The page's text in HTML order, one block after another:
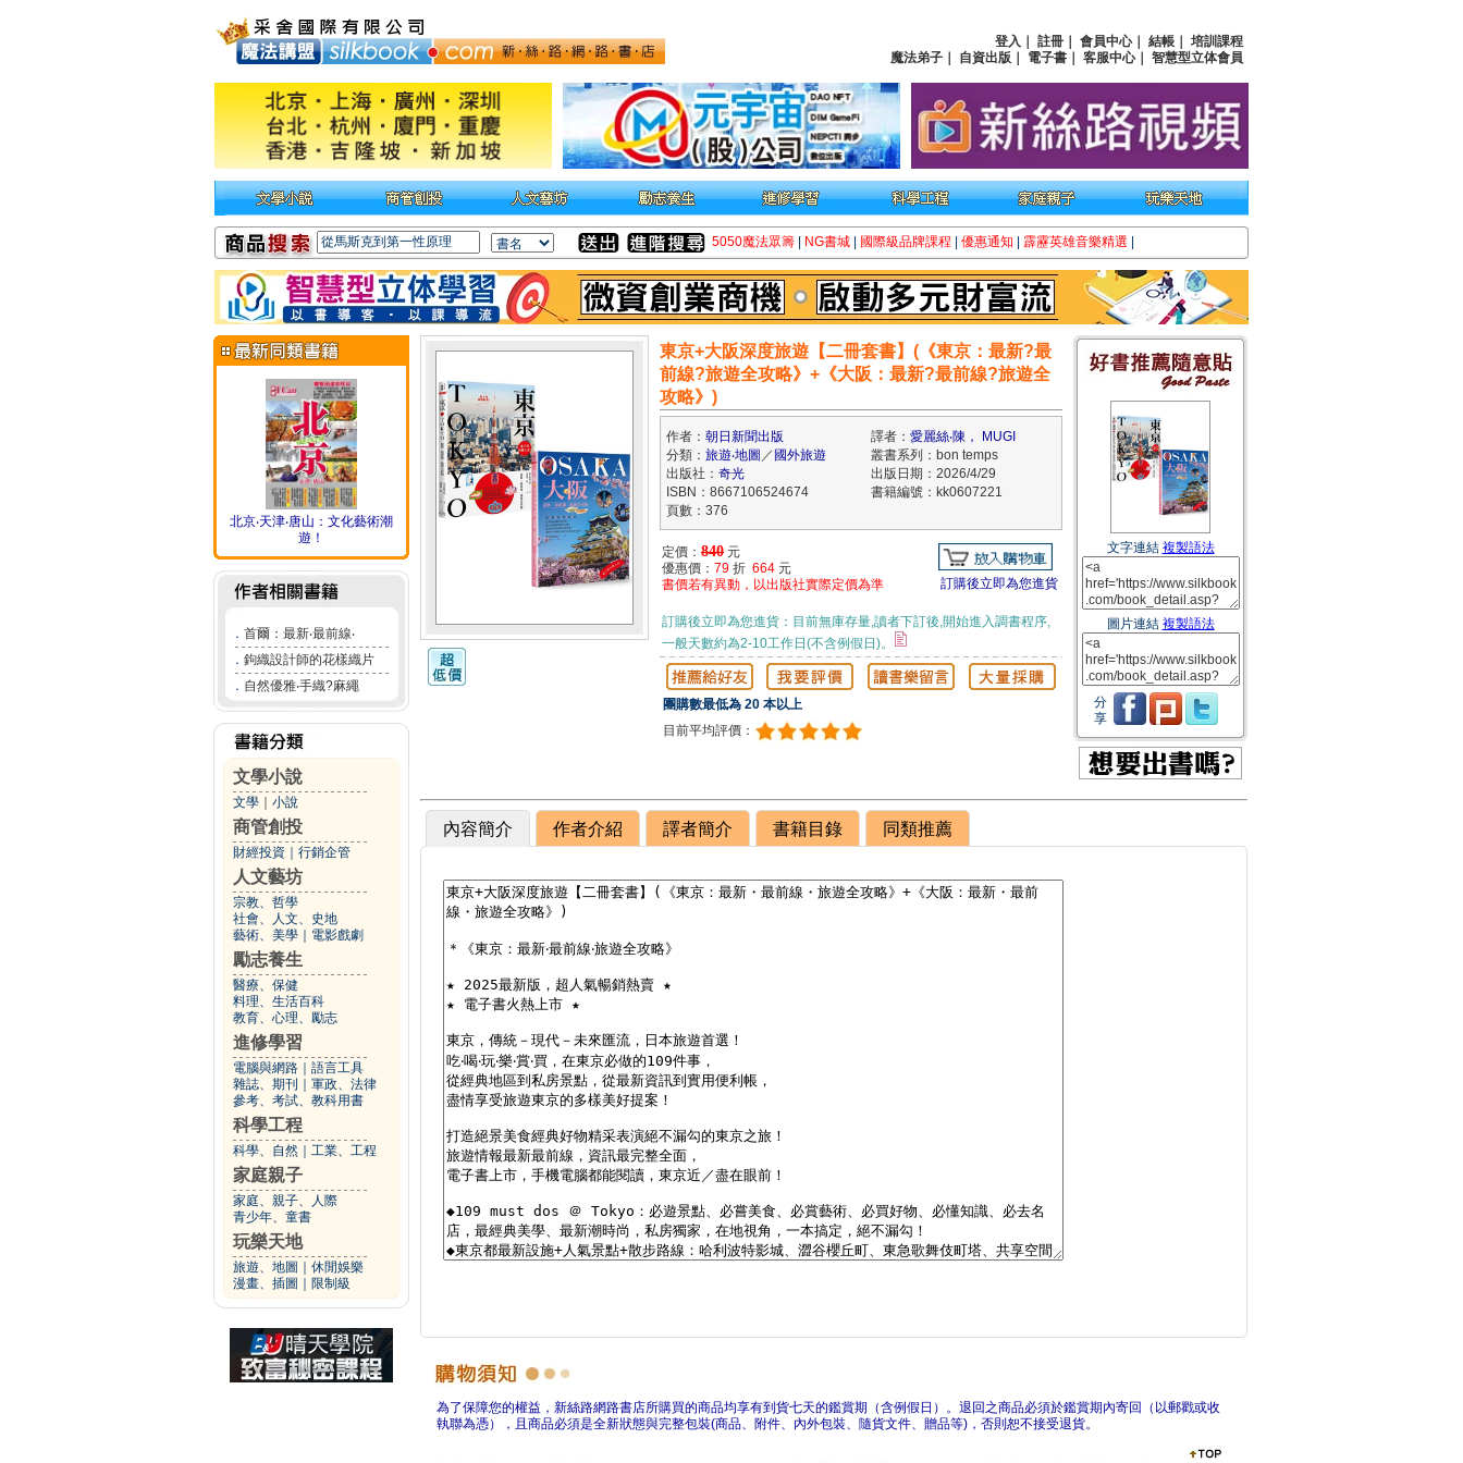
登入 註冊 會員中心｜ 結帳
培訓課程
魔法弟子
自資出版 電子書 客服中心｜ 智慧型立体會員
5050魔法眾籌 NG書城 國際級品牌課程 優惠通知 霹靂英雄音樂精選
北京‧天津‧唐山：文化藝術潮
遊！
． 首爾：最新‧最前線‧
． 鉤織設計師的花樣織片
． 自然優雅‧手織?麻繩
文學小說
文學 小說
商管創投
財經投資 行銷企管
人文藝坊
宗教、哲學
社會、人文、史地
藝術、美學
電影戲劇
勵志養生
醫療、保健
料理、生活百科
教育、心理、勵志
進修學習
電腦與網路
語言工具
雜誌、期刊
軍政、法律
參考、考試、教科用書
科學工程
科學、自然 工業、工程
家庭親子
家庭、親子、人際
青少年、童書
玩樂天地
旅遊、地圖
休閒娛樂
漫畫、插圖
限制級
東京+大阪深度旅遊【二冊套書】(《東京：最新?最
前線?旅遊全攻略》+《大阪：最新?最前線?旅遊全
攻略》)
作者： 朝日新聞出版 譯者： 愛麗絲‧陳， MUGI
分類： 旅遊‧地圖 ／ 國外旅遊
叢書系列：bon temps
出版社： 奇光
出版日期：2026/4/29
ISBN：8667106524674
書籍編號：kk0607221
頁數：376
定價： 840 元
優惠價： 79 折 664 元
書價若有異動，以出版社實際定價為準
訂購後立即為您進貨
訂購後立即為您進貨：目前無庫存量,讀者下訂後,開始進入調書程序,
一般天數約為2-10工作日(不含例假日)。
團購數最低為 20 本以上
目前平均評價：
文字連結 複製語法
圖片連結 複製語法
分
享
內容簡介 作者介紹 譯者簡介 書籍目錄 同類推薦
為了保障您的權益，新絲路網路書店所購買的商品均享有到貨七天的鑑賞期（含例假日）。退回之商品必須於鑑賞期內寄回（以郵戳或收
執聯為憑），且商品必須是全新狀態與完整包裝(商品、附件、內外包裝、隨貨文件、贈品等)，否則恕不接受退貨。